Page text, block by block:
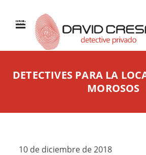
MENÚ
DETECTIVES PARA LA
MOROSOS
10 de diciembre de 2018